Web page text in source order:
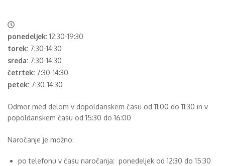
ponedeljek: 12:30-19:30
torek: 7:30-14:30
sreda: 7:30-14:30
četrtek: 7:30-14:30
petek: 7:30-14:30
Odmor med delom v dopoldanskem času od 11:00 do 11:30 in v
popoldanskem času od 15:30 do 16:00
Naročanje je možno:
po telefonu v času naročanja: ponedeljek od 12:30 do 15:30